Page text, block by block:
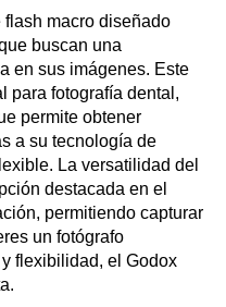
flash macro diseñado
buscan una
en sus imágenes. Este
para fotografía dental,
permite obtener
a su tecnología de
La versatilidad del
destacada en el
permitiendo capturar
un fotógrafo
flexibilidad, el Godox